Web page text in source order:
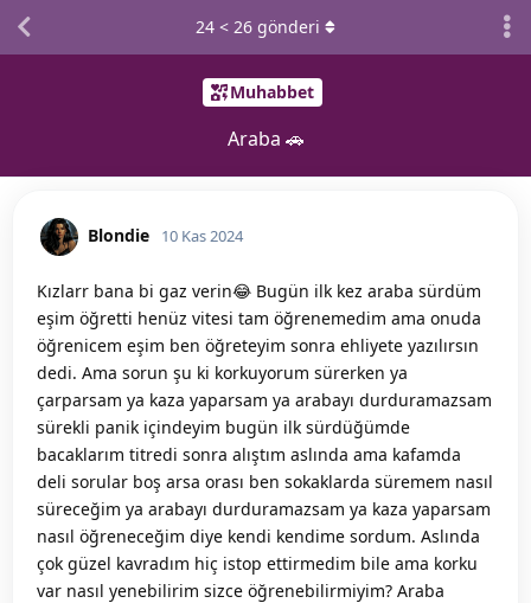
Muhabbet
Araba 🚗
24 < 26 gönderi
Blondie 10 Kas 2024
Kızlarr bana bi gaz verin😂 Bugün ilk kez araba sürdüm
eşim öğretti henüz vitesi tam öğrenemedim ama onuda
öğrenicem eşim ben öğreteyim sonra ehliyete yazılırsın
dedi. Ama sorun şu ki korkuyorum sürerken ya
çarparsam ya kaza yaparsam ya arabayı durduramazsam
sürekli panik içindeyim bugün ilk sürdüğümde
bacaklarım titredi sonra alıştım aslında ama kafamda
deli sorular boş arsa orası ben sokaklarda süremem nasıl
süreceğim ya arabayı durduramazsam ya kaza yaparsam
nasıl öğreneceğim diye kendi kendime sordum. Aslında
çok güzel kavradım hiç istop ettirmedim bile ama korku
var nasıl yenebilirim sizce öğrenebilirmiyim? Araba